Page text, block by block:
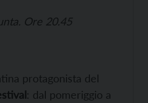
Ore 20.45
protagonista del
: dal pomeriggio a